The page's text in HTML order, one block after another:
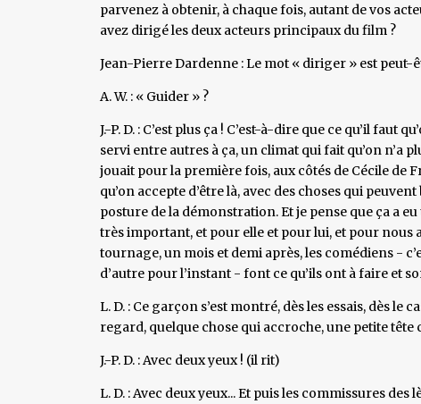
parvenez à obtenir, à chaque fois, autant de vos
avez dirigé les deux acteurs principaux du film ?
Jean-Pierre Dardenne : Le mot « diriger » est peut-
A. W. : « Guider » ?
J.-P. D. : C’est plus ça ! C’est-à-dire que ce qu’il faut
servi entre autres à ça, un climat qui fait qu’on n’a
jouait pour la première fois, aux côtés de Cécile de
qu’on accepte d’être là, avec des choses qui
posture de la démonstration. Et je pense que ça a
très important, et pour elle et pour lui, et pour nous
tournage, un mois et demi après, les comédiens -
d’autre pour l’instant - font ce qu’ils ont à faire et
L. D. : Ce garçon s’est montré, dès les essais, dès
regard, quelque chose qui accroche, une petite tête
J.-P. D. : Avec deux yeux ! (il rit)
L. D. : Avec deux yeux... Et puis les commissures